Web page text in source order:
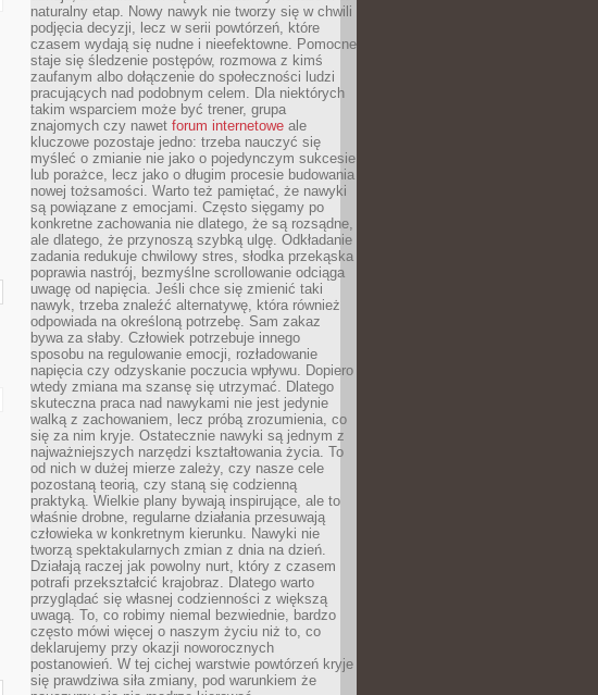
naturalny etap. Nowy nawyk nie tworzy się w chwili
podjęcia decyzji, lecz w serii powtórzeń, które
czasem wydają się nudne i nieefektowne. Pomocne
staje się śledzenie postępów, rozmowa z kimś
zaufanym albo dołączenie do społeczności ludzi
pracujących nad podobnym celem. Dla niektórych
takim wsparciem może być trener, grupa
znajomych czy nawet forum internetowe ale
kluczowe pozostaje jedno: trzeba nauczyć się
myśleć o zmianie nie jako o pojedynczym sukcesie
lub porażce, lecz jako o długim procesie budowania
nowej tożsamości. Warto też pamiętać, że nawyki
są powiązane z emocjami. Często sięgamy po
konkretne zachowania nie dlatego, że są rozsądne,
ale dlatego, że przynoszą szybką ulgę. Odkładanie
zadania redukuje chwilowy stres, słodka przekąska
poprawia nastrój, bezmyślne scrollowanie odciąga
uwagę od napięcia. Jeśli chce się zmienić taki
nawyk, trzeba znaleźć alternatywę, która również
odpowiada na określoną potrzebę. Sam zakaz
bywa za słaby. Człowiek potrzebuje innego
sposobu na regulowanie emocji, rozładowanie
napięcia czy odzyskanie poczucia wpływu. Dopiero
wtedy zmiana ma szansę się utrzymać. Dlatego
skuteczna praca nad nawykami nie jest jedynie
walką z zachowaniem, lecz próbą zrozumienia, co
się za nim kryje. Ostatecznie nawyki są jednym z
najważniejszych narzędzi kształtowania życia. To
od nich w dużej mierze zależy, czy nasze cele
pozostaną teorią, czy staną się codzienną
praktyką. Wielkie plany bywają inspirujące, ale to
właśnie drobne, regularne działania przesuwają
człowieka w konkretnym kierunku. Nawyki nie
tworzą spektakularnych zmian z dnia na dzień.
Działają raczej jak powolny nurt, który z czasem
potrafi przekształcić krajobraz. Dlatego warto
przyglądać się własnej codzienności z większą
uwagą. To, co robimy niemal bezwiednie, bardzo
często mówi więcej o naszym życiu niż to, co
deklarujemy przy okazji noworocznych
postanowień. W tej cichej warstwie powtórzeń kryje
się prawdziwa siła zmiany, pod warunkiem że